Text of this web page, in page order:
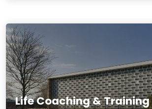
Life Coaching & Training